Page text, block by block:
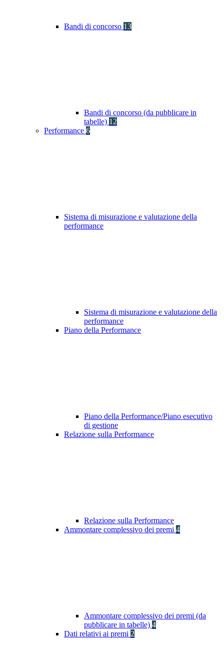
Bandi di concorso 13
Bandi di concorso (da pubblicare in
tabelle) 12
Performance 6
Sistema di misurazione e valutazione della
performance
Sistema di misurazione e valutazione della
performance
Piano della Performance
Piano della Performance/Piano esecutivo
di gestione
Relazione sulla Performance
Relazione sulla Performance
Ammontare complessivo dei premi 4
Ammontare complessivo dei premi (da
pubblicare in tabelle) 4
Dati relativi ai premi 2